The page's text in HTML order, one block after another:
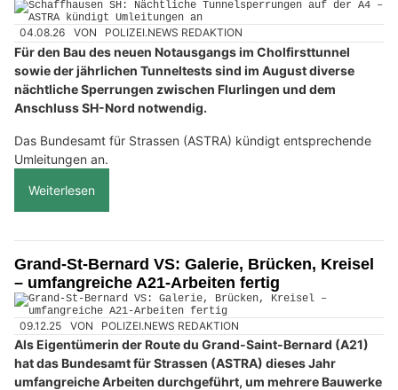
04.08.26 VON POLIZEI.NEWS REDAKTION
Für den Bau des neuen Notausgangs im Cholfirsttunnel
sowie der jährlichen Tunneltests sind im August diverse
nächtliche Sperrungen zwischen Flurlingen und dem
Anschluss SH-Nord notwendig.
Das Bundesamt für Strassen (ASTRA) kündigt entsprechende
Umleitungen an.
Weiterlesen
Grand-St-Bernard VS: Galerie, Brücken, Kreisel
– umfangreiche A21-Arbeiten fertig
09.12.25 VON POLIZEI.NEWS REDAKTION
Als Eigentümerin der Route du Grand-Saint-Bernard (A21)
hat das Bundesamt für Strassen (ASTRA) dieses Jahr
umfangreiche Arbeiten durchgeführt, um mehrere Bauwerke